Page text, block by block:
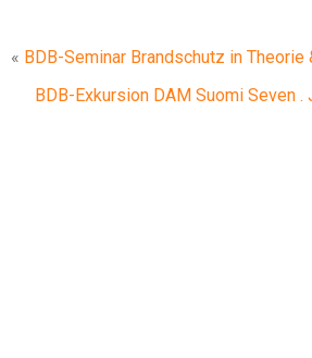
« BDB-Seminar Brandschutz in Theorie
BDB-Exkursion DAM Suomi Seven